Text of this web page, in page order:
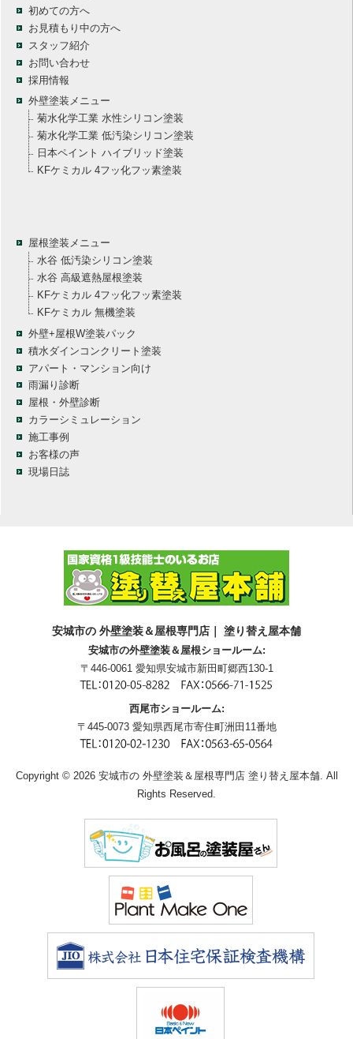
初めての方へ
お見積もり中の方へ
スタッフ紹介
お問い合わせ
採用情報
外壁塗装メニュー
菊水化学工業 水性シリコン塗装
菊水化学工業 低汚染シリコン塗装
日本ペイント ハイブリッド塗装
KFケミカル 4フッ化フッ素塗装
屋根塗装メニュー
水谷 低汚染シリコン塗装
水谷 高級遮熱屋根塗装
KFケミカル 4フッ化フッ素塗装
KFケミカル 無機塗装
外壁+屋根W塗装パック
積水ダインコンクリート塗装
アパート・マンション向け
雨漏り診断
屋根・外壁診断
カラーシミュレーション
施工事例
お客様の声
現場日誌
安城市の 外壁塗装＆屋根専門店｜ 塗り替え屋本舗
安城市の外壁塗装＆屋根ショールーム:
〒446-0061 愛知県安城市新田町郷西130-1
西尾市ショールーム:
〒445-0073 愛知県西尾市寄住町洲田11番地
Copyright © 2026 安城市の 外壁塗装＆屋根専門店 塗り替え屋本舗. All
Rights Reserved.